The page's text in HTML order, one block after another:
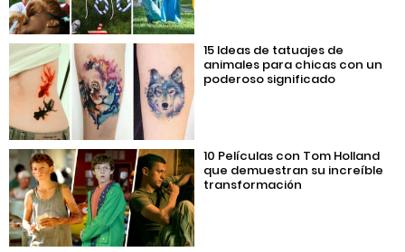
15 Ideas de tatuajes de
animales para chicas con un
poderoso significado
10 Películas con Tom Holland
que demuestran su increíble
transformación